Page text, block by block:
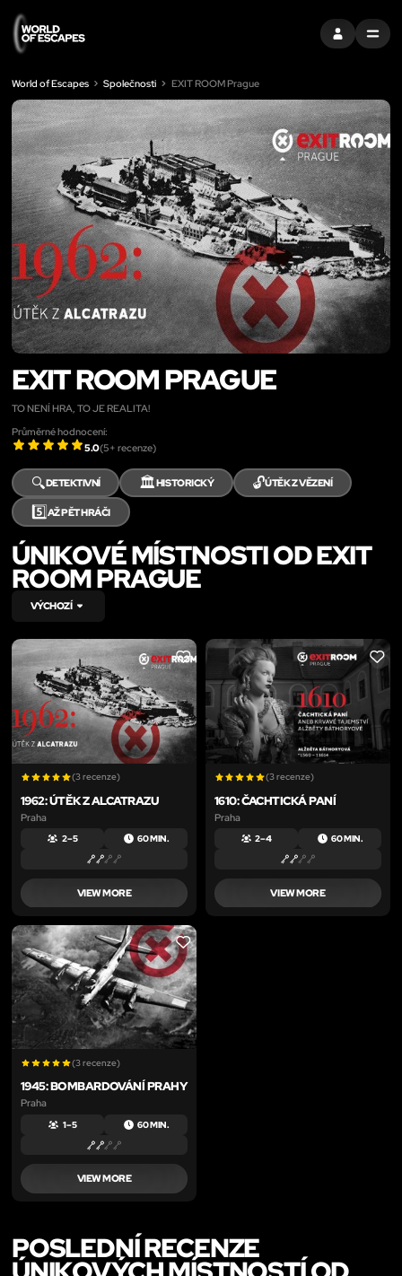
PŘIHLÁSIT SE
MENU
World of Escapes Společnosti EXIT ROOM Prague
EXIT ROOM PRAGUE
TO NENÍ HRA, TO JE REALITA!
Průměrné hodnocení:
5.0(5+ recenze)
🔍DETEKTIVNÍ 🏛️HISTORICKÝ 🔓ÚTĚK Z VĚZENÍ
5️⃣AŽ PĚT HRÁČI
ÚNIKOVÉ MÍSTNOSTI OD EXIT
ROOM PRAGUE
VÝCHOZÍ
LIKE
(3 recenze)
1962: ÚTĚK Z ALCATRAZU
Praha
2 – 5 60 MIN.
VIEW MORE
LIKE
(3 recenze)
1610: ČACHTICKÁ PANÍ
Praha
2 – 4 60 MIN.
VIEW MORE
LIKE
(3 recenze)
1945: BOMBARDOVÁNÍ PRAHY
Praha
1 – 5 60 MIN.
VIEW MORE
POSLEDNÍ RECENZE